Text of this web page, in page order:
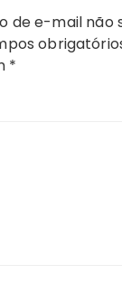
de e-mail não
*